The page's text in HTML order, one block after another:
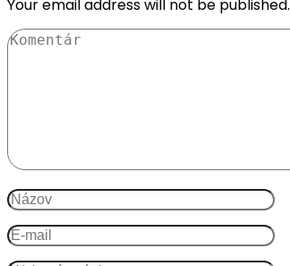
Your email address will not be published.